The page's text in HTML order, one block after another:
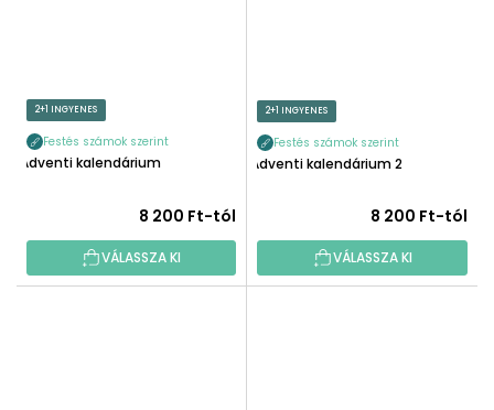
2+1 INGYENES
Festés számok szerint
Adventi kalendárium
8 200 Ft-tól
VÁLASSZA KI
2+1 INGYENES
Festés számok szerint
Adventi kalendárium 2
8 200 Ft-tól
VÁLASSZA KI